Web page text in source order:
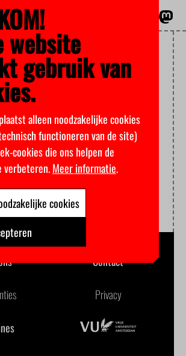
VU
Contact
Privacy
website
gebruik van
alleen noodzakelijke cookies
functioneren van de site)
cookies die ons helpen de
Meer informatie.
cookies